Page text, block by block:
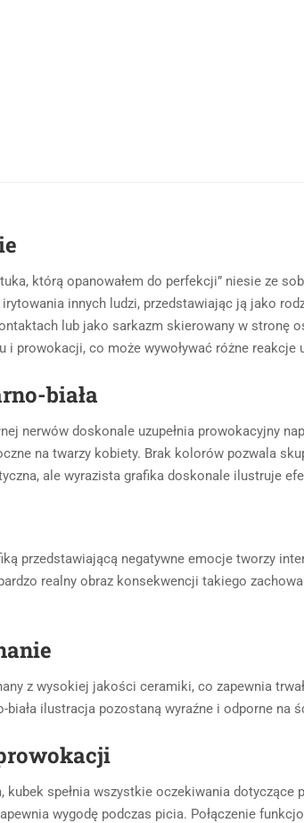
którą opanowałem do perfekcji” niesie ze
innych ludzi, przedstawiając ją jako
lub jako sarkazm skierowany w stronę
i prowokacji, co może wywoływać różne reakcje
biała
nerwów doskonale uzupełnia prowokacyjny
na twarzy kobiety. Brak kolorów pozwala
ale wyrazista grafika doskonale ilustruje
przedstawiającą negatywne emocje tworzy
realny obraz konsekwencji takiego
z wysokiej jakości ceramiki, co zapewnia
ilustracja pozostaną wyraźne i odporne na
kubek spełnia wszystkie oczekiwania
wygodę podczas picia. Połączenie